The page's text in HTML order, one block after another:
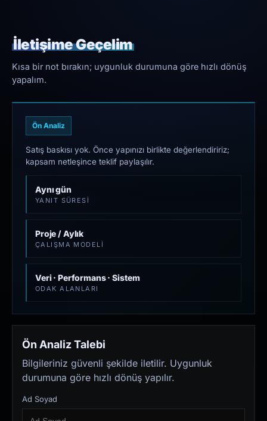
İletişime Geçelim
Kısa bir not bırakın; uygunluk durumuna göre hızlı dönüş
yapalım.
Ön Analiz
Satış baskısı yok. Önce yapınızı birlikte değerlendiririz;
kapsam netleşince teklif paylaşılır.
Aynı gün
YANIT SÜRESI
Proje / Aylık
ÇALIŞMA MODELI
Veri · Performans · Sistem
ODAK ALANLARI
Ön Analiz Talebi
Bilgileriniz güvenli şekilde iletilir. Uygunluk
durumuna göre hızlı dönüş yapılır.
Ad Soyad